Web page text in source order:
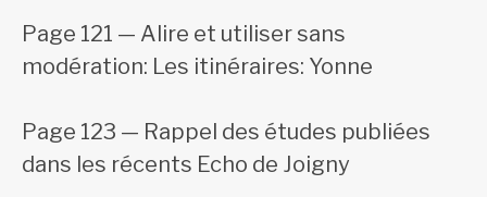
Page 121 — Alire et utiliser sans
modération: Les itinéraires: Yonne
Page 123 — Rappel des études publiées
dans les récents Echo de Joigny